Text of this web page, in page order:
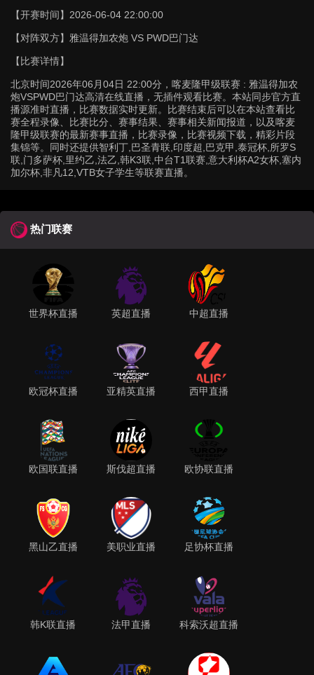
【开赛时间】 2026-06-04 22:00:00
【对阵双方】 雅温得加农炮 VS PWD巴门达
【比赛详情】
北京时间2026年06月04日 22:00分，喀麦隆甲级联赛 : 雅温得加农
炮VSPWD巴门达高清在线直播，无插件观看比赛。本站同步官方直
播源准时直播，比赛数据实时更新。比赛结束后可以在本站查看比
赛全程录像、比赛比分、赛事结果、赛事相关新闻报道，以及喀麦
隆甲级联赛的最新赛事直播，比赛录像，比赛视频下载，精彩片段
集锦等。同时还提供智利丁,巴圣青联,印度超,巴克甲,泰冠杯,所罗S
联,门多萨杯,里约乙,法乙,韩K3联,中台T1联赛,意大利杯A2女杯,塞内
加尔杯,非凡12,VTB女子学生等联赛直播。
热门联赛
世界杯直播 英超直播 中超直播
欧冠杯直播 亚精英直播 西甲直播
欧国联直播 斯伐超直播 欧协联直播
黑山乙直播 美职业直播 足协杯直播
韩K联直播 法甲直播 科索沃超直播